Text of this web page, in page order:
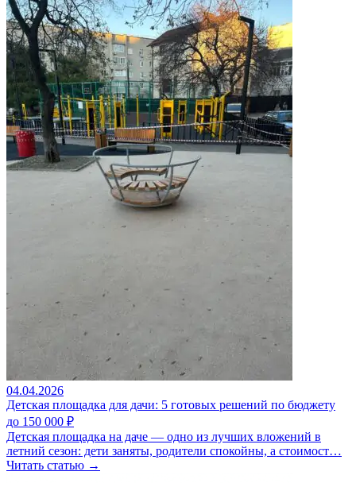
04.04.2026
Детская площадка для дачи: 5 готовых решений по бюджету
до 150 000 ₽
Детская площадка на даче — одно из лучших вложений в
летний сезон: дети заняты, родители спокойны, а стоимост…
Читать статью →